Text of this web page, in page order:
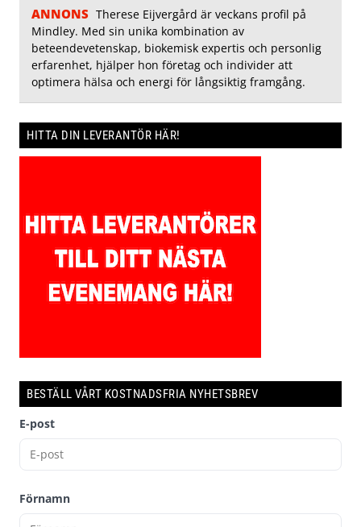
ANNONS Therese Eijvergård är veckans profil på
Mindley. Med sin unika kombination av
beteendevetenskap, biokemisk expertis och personlig
erfarenhet, hjälper hon företag och individer att
optimera hälsa och energi för långsiktig framgång.
HITTA DIN LEVERANTÖR HÄR!
BESTÄLL VÅRT KOSTNADSFRIA NYHETSBREV
E-post
Förnamn